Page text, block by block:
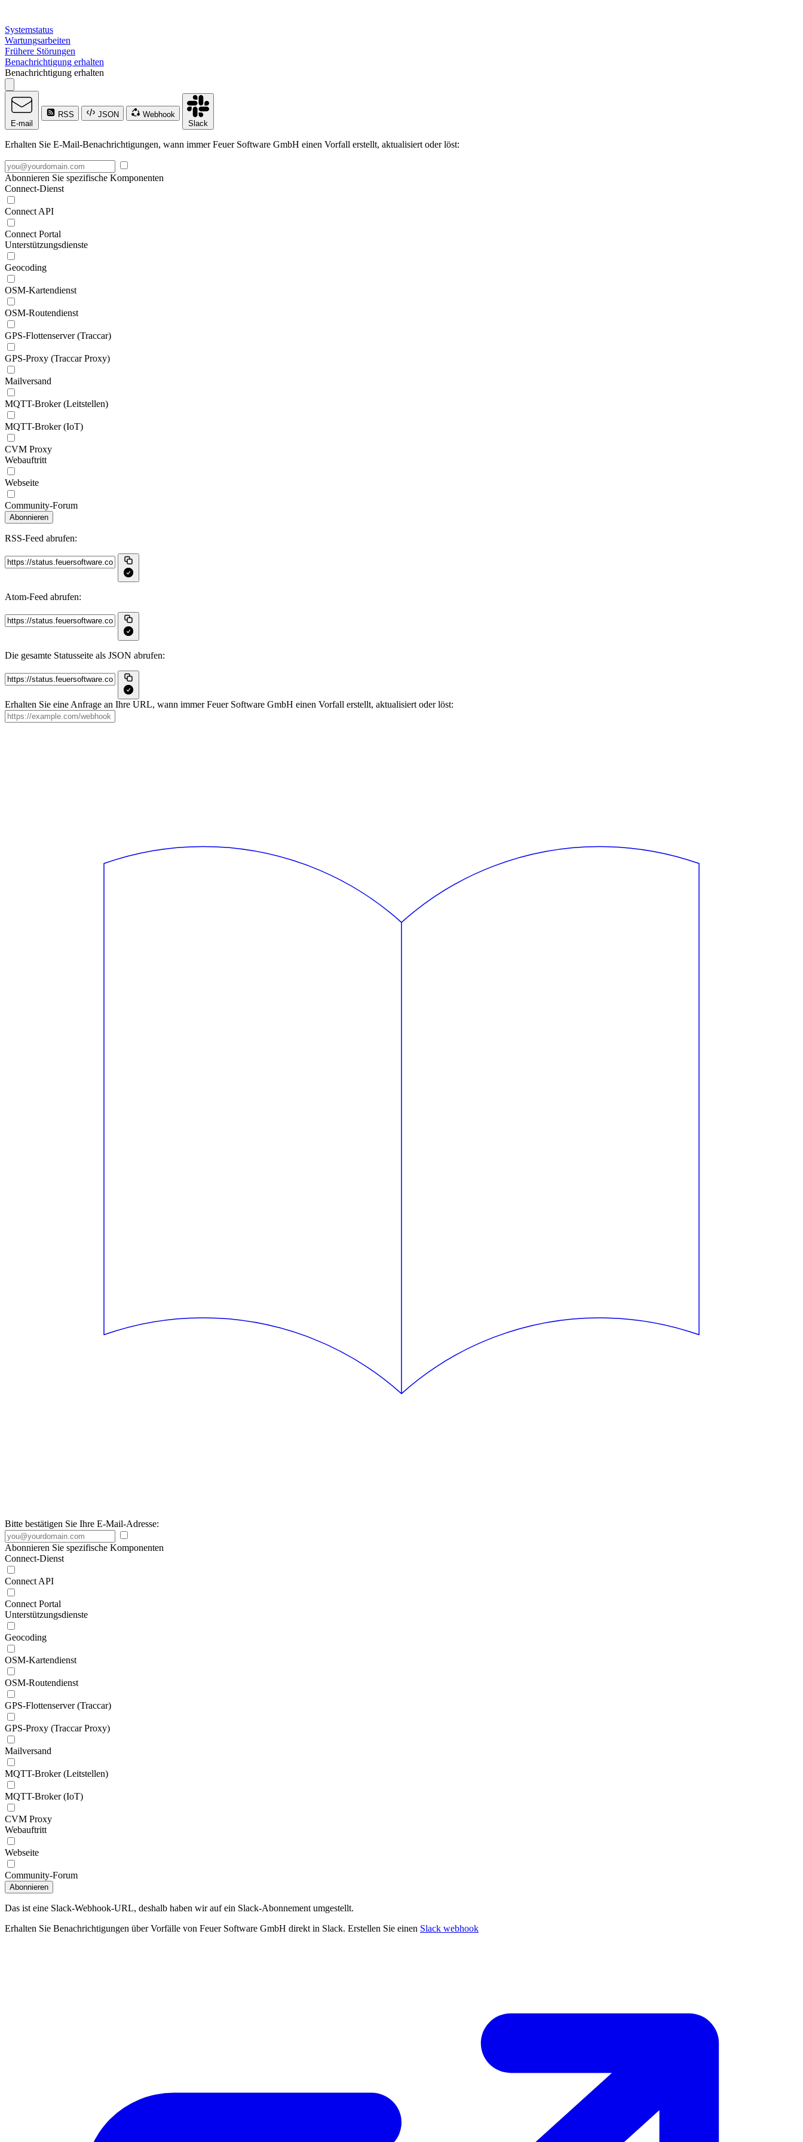
Systemstatus
Wartungsarbeiten
Frühere Störungen
Benachrichtigung erhalten
Benachrichtigung erhalten
E-mail
RSS JSON
Webhook
Slack
Erhalten Sie E-Mail-Benachrichtigungen, wann immer Feuer Software GmbH einen Vorfall erstellt, aktualisiert oder löst:
Abonnieren Sie spezifische Komponenten
Connect-Dienst
Connect API
Connect Portal
Unterstützungsdienste
Geocoding
OSM-Kartendienst
OSM-Routendienst
GPS-Flottenserver (Traccar)
GPS-Proxy (Traccar Proxy)
Mailversand
MQTT-Broker (Leitstellen)
MQTT-Broker (IoT)
CVM Proxy
Webauftritt
Webseite
Community-Forum
Abonnieren
RSS‑Feed abrufen:
Atom‑Feed abrufen:
Die gesamte Statusseite als JSON abrufen:
Erhalten Sie eine Anfrage an Ihre URL, wann immer Feuer Software GmbH einen Vorfall erstellt, aktualisiert oder löst:
Bitte bestätigen Sie Ihre E-Mail-Adresse:
Abonnieren Sie spezifische Komponenten
Connect-Dienst
Connect API
Connect Portal
Unterstützungsdienste
Geocoding
OSM-Kartendienst
OSM-Routendienst
GPS-Flottenserver (Traccar)
GPS-Proxy (Traccar Proxy)
Mailversand
MQTT-Broker (Leitstellen)
MQTT-Broker (IoT)
CVM Proxy
Webauftritt
Webseite
Community-Forum
Abonnieren
Das ist eine Slack‑Webhook‑URL, deshalb haben wir auf ein Slack‑Abonnement umgestellt.
Erhalten Sie Benachrichtigungen über Vorfälle von Feuer Software GmbH direkt in Slack. Erstellen Sie einen Slack webhook